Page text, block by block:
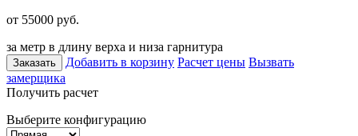
от 55000 руб.
за метр в длину верха и низа гарнитура
Заказать Добавить в корзину Расчет цены Вызвать
замерщика
Получить расчет
Выберите конфигурацию